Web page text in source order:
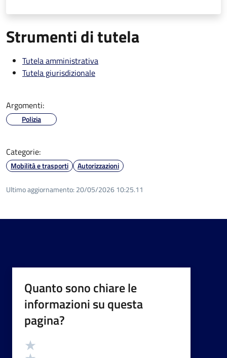
Strumenti di tutela
Tutela amministrativa
Tutela giurisdizionale
Argomenti:
Polizia
Categorie:
Mobilità e trasporti Autorizzazioni
Ultimo aggiornamento: 20/05/2026 10:25.11
Quanto sono chiare le
informazioni su questa
pagina?
Valutazione